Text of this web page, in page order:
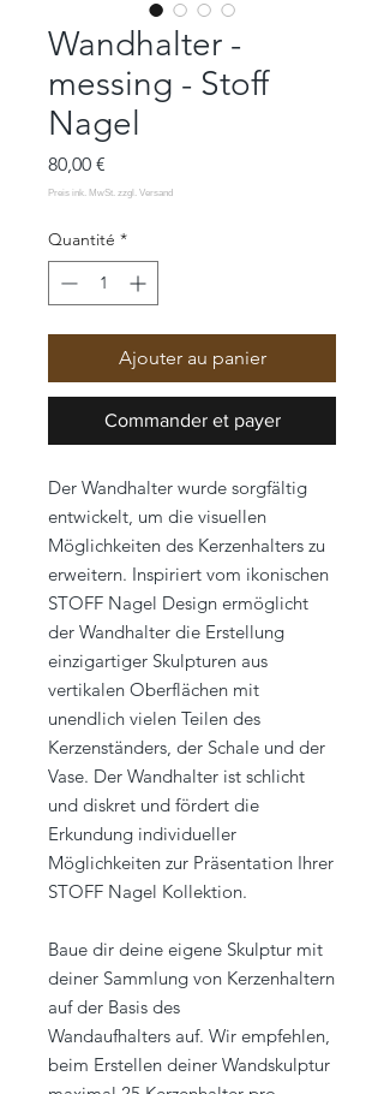
Wandhalter -
messing - Stoff
Nagel
80,00 €
Quantité *
Ajouter au panier
Commander et payer
Der Wandhalter wurde sorgfältig
entwickelt, um die visuellen
Möglichkeiten des Kerzenhalters zu
erweitern. Inspiriert vom ikonischen
STOFF Nagel Design ermöglicht
der Wandhalter die Erstellung
einzigartiger Skulpturen aus
vertikalen Oberflächen mit
unendlich vielen Teilen des
Kerzenständers, der Schale und der
Vase. Der Wandhalter ist schlicht
und diskret und fördert die
Erkundung individueller
Möglichkeiten zur Präsentation Ihrer
STOFF Nagel Kollektion.
Baue dir deine eigene Skulptur mit
deiner Sammlung von Kerzenhaltern
auf der Basis des
Wandaufhalters auf. Wir empfehlen,
beim Erstellen deiner Wandskulptur